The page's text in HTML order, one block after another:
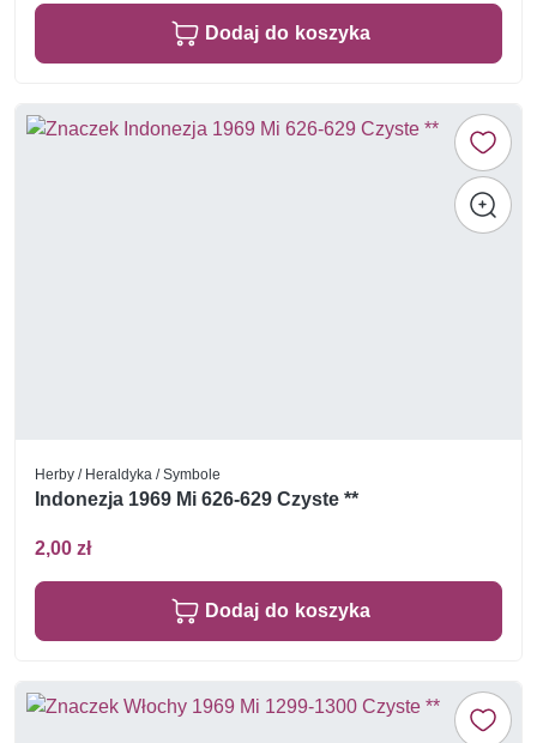
Dodaj do koszyka
Herby / Heraldyka / Symbole
Indonezja 1969 Mi 626-629 Czyste **
2,00 zł
Dodaj do koszyka